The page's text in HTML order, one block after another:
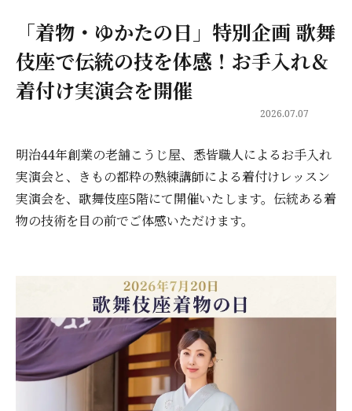
「着物・ゆかたの日」特別企画 歌舞
伎座で伝統の技を体感！お手入れ＆
着付け実演会を開催
2026.07.07
明治44年創業の老舗こうじ屋、悉皆職人によるお手入れ
実演会と、きもの都粋の熟練講師による着付けレッスン
実演会を、歌舞伎座5階にて開催いたします。伝統ある着
物の技術を目の前でご体感いただけます。